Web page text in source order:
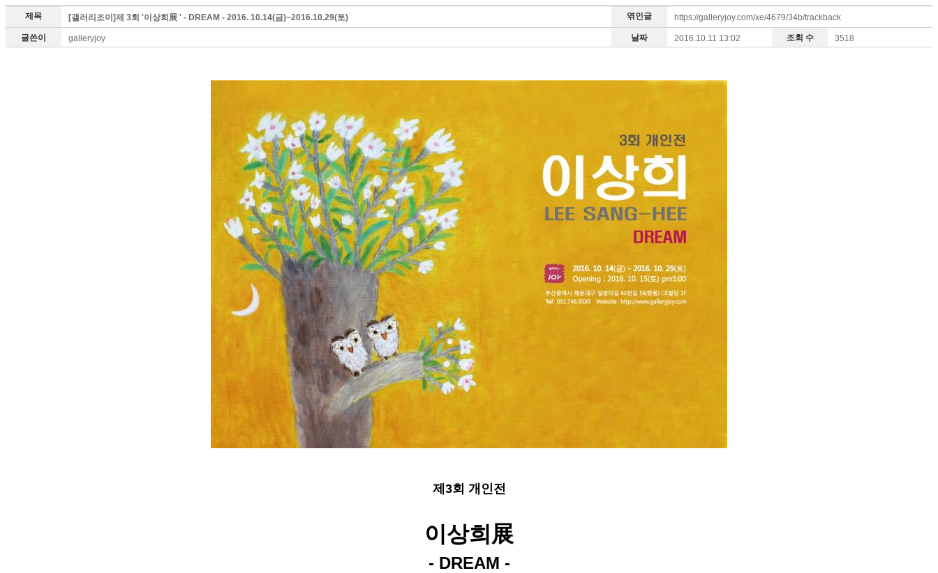
제목 [갤러리조이]제 3회 '이상희展 ' - DREAM - 2016. 10.14(금)~2016.10.29(토) 엮인글 https://galleryjoy.com/xe/4679/34b/trackback
글쓴이 galleryjoy 날짜 2016.10.11 13:02 조회 수 3518
제3회 개인전
이상희展
- DREAM -